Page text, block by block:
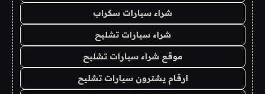
شراء سيارات سكراب
شراء سيارات تشليح
موقع شراء سيارات تشليح
ارقام يشترون سيارات تشليح